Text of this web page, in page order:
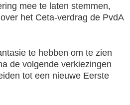
mee te laten stemmen,
het Ceta-verdrag de PvdA
te hebben om te zien
de volgende verkiezingen
tot een nieuwe Eerste